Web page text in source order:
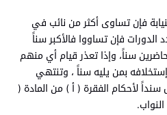
فإن تساوى أكثر من نائب في
الدورات فإن تساووا فالأكبر سناً
سناً، وإذا تعذر قيام أي منهم
بمن يليه سناً ، وتنتهي
لأحكام الفقرة ( أ ) من المادة (